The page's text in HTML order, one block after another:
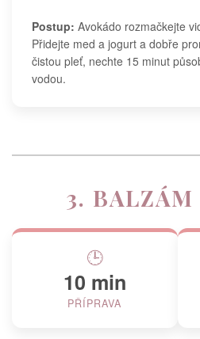
Postup: Avokádo rozmačkejte
Přidejte med a jogurt a dobře
čistou pleť, nechte 15 minut
vodou.
3. BALZÁM
🕒
10 min
PŘÍPRAVA